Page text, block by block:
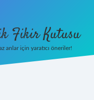
Fikir Kutusu
anlar için yaratıcı öneriler!